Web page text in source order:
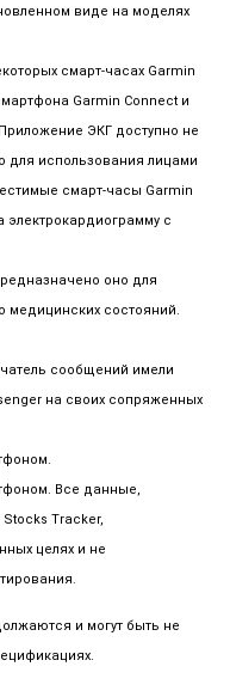
виде на моделях
смарт-часах Garmin
Garmin Connect и
ЭКГ доступно не
для использования лицами
смарт-часы Garmin
с
оно для
медицинских состояний.
сообщений имели
на своих сопряженных
Все данные,
Tracker,
целях и не
и могут быть не